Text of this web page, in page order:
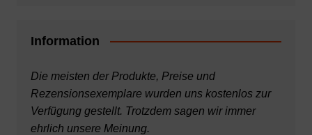
Information
Die meisten der Produkte, Preise und
Rezensionsexemplare wurden uns kostenlos zur
Verfügung gestellt. Trotzdem sagen wir immer
ehrlich unsere Meinung.